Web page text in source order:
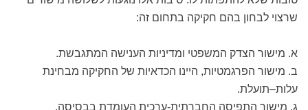
שרצוי לבחון בהם חקיקה בתחום זה:
א. מישור הצדק המשפטי ומדיניות הענישה המתגבשת.
ב. מישור הפרגמטיות, היינו הכדאיות של החקיקה מבחינת
עלות–תועלת.
ג. מישור התפיסה החברתית-ערכית העומדת בבסיסה.